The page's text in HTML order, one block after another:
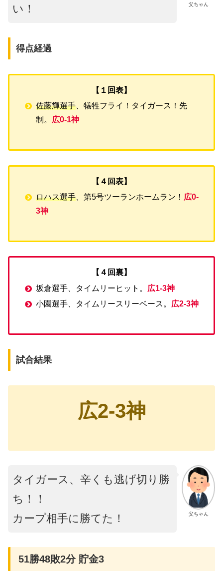
父ちゃん
い！
得点経過
【１回表】
佐藤輝選手 、犠牲フライ！タイガース！先
制。 広0-1神
【４回表】
ロハス選手 、第5号ツーランホームラン！ 広0-
3神
【４回裏】
坂倉選手、タイムリーヒット。 広1-3神
小園選手、タイムリースリーベース。 広2-3神
試合結果
広2-3神
父ちゃん
タイガース、辛くも逃げ切り勝
ち！！
カープ相手に勝てた！
51勝48敗2分 貯金3